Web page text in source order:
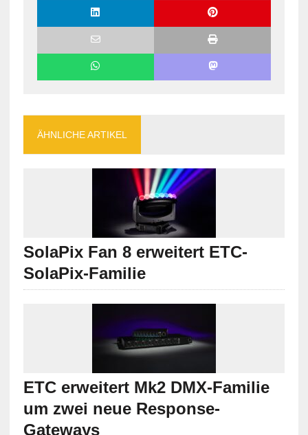
ÄHNLICHE ARTIKEL
SolaPix Fan 8 erweitert ETC-
SolaPix-Familie
ETC erweitert Mk2 DMX-Familie
um zwei neue Response-
Gateways